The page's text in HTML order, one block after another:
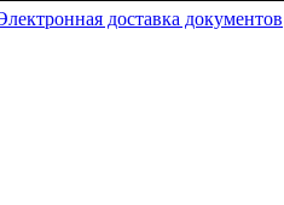
доставка документов